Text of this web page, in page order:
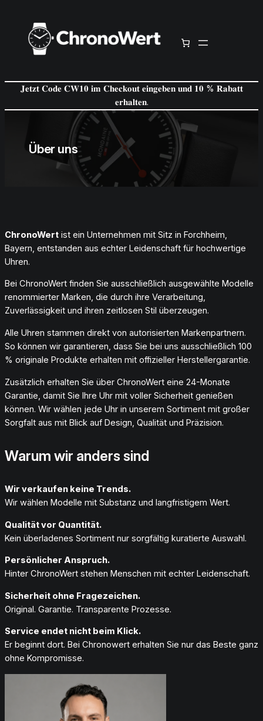
springen
𝐉𝐞𝐭𝐳𝐭 𝐂𝐨𝐝𝐞 𝐂𝐖𝟏𝟎 𝐢𝐦 𝐂𝐡𝐞𝐜𝐤𝐨𝐮𝐭 𝐞𝐢𝐧𝐠𝐞𝐛𝐞𝐧 𝐮𝐧𝐝 𝟏𝟎 % 𝐑𝐚𝐛𝐚𝐭𝐭
𝐞𝐫𝐡𝐚𝐥𝐭𝐞𝐧.
Über uns
ChronoWert ist ein Unternehmen mit Sitz in Forchheim,
Bayern, entstanden aus echter Leidenschaft für hochwertige
Uhren.
Bei ChronoWert finden Sie ausschließlich ausgewählte Modelle
renommierter Marken, die durch ihre Verarbeitung,
Zuverlässigkeit und ihren zeitlosen Stil überzeugen.
Alle Uhren stammen direkt von autorisierten Markenpartnern.
So können wir garantieren, dass Sie bei uns ausschließlich 100
% originale Produkte erhalten mit offizieller Herstellergarantie.
Zusätzlich erhalten Sie über ChronoWert eine 24-Monate
Garantie, damit Sie Ihre Uhr mit voller Sicherheit genießen
können. Wir wählen jede Uhr in unserem Sortiment mit großer
Sorgfalt aus mit Blick auf Design, Qualität und Präzision.
Warum wir anders sind
Wir verkaufen keine Trends.
Wir wählen Modelle mit Substanz und langfristigem Wert.
Qualität vor Quantität.
Kein überladenes Sortiment nur sorgfältig kuratierte Auswahl.
Persönlicher Anspruch.
Hinter ChronoWert stehen Menschen mit echter Leidenschaft.
Sicherheit ohne Fragezeichen.
Original. Garantie. Transparente Prozesse.
Service endet nicht beim Klick.
Er beginnt dort. Bei Chronowert erhalten Sie nur das Beste ganz
ohne Kompromisse.